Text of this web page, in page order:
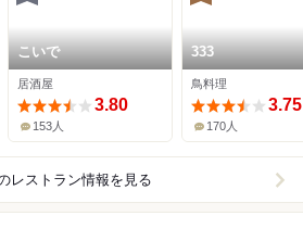
こいで
居酒屋
3.80
153人
333
鳥料理
3.75
170人
レストラン情報を見る